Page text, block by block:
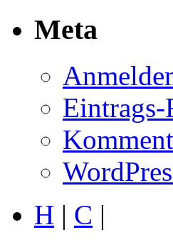
Meta
Eintrags-
H | C |